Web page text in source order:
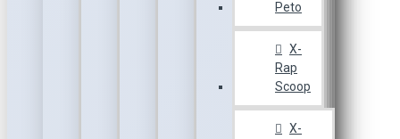
Peto
X-
Rap
Scoop
X-